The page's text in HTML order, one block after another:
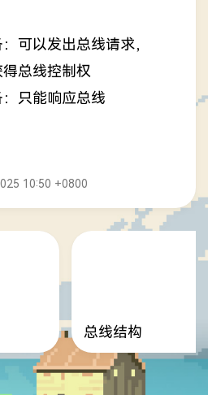
可以发出总线请求，
总线控制权
只能响应总线
10:50 +0800
总线结构